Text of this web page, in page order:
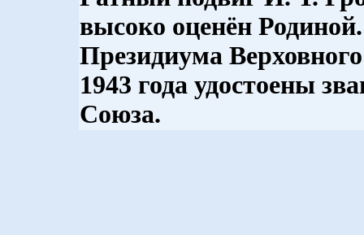
высоко оценён
Президиума
1943 года удостоены
Союза.